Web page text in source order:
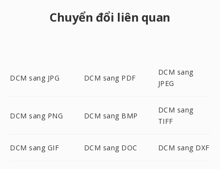
Chuyển đổi liên quan
DCM sang JPG DCM sang PDF
DCM sang
JPEG
DCM sang PNG DCM sang BMP
DCM sang
TIFF
DCM sang GIF DCM sang DOC DCM sang DXF